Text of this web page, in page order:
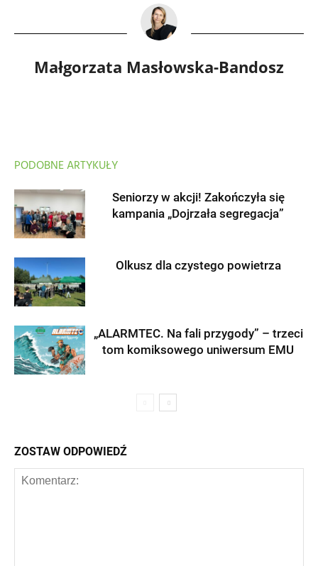
Małgorzata Masłowska-Bandosz
PODOBNE ARTYKUŁY
Seniorzy w akcji! Zakończyła się
kampania „Dojrzała segregacja”
Olkusz dla czystego powietrza
„ALARMTEC. Na fali przygody” – trzeci
tom komiksowego uniwersum EMU
ZOSTAW ODPOWIEDŹ